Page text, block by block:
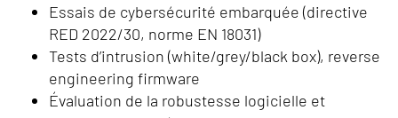
Essais de cybersécurité embarquée (directive
RED 2022/30, norme EN 18031)
Tests d’intrusion (white/grey/black box), reverse
engineering firmware
Évaluation de la robustesse logicielle et